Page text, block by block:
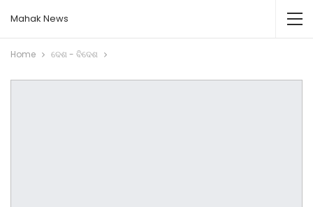
Mahak News
Home ଦେଶ - ବିଦେଶ